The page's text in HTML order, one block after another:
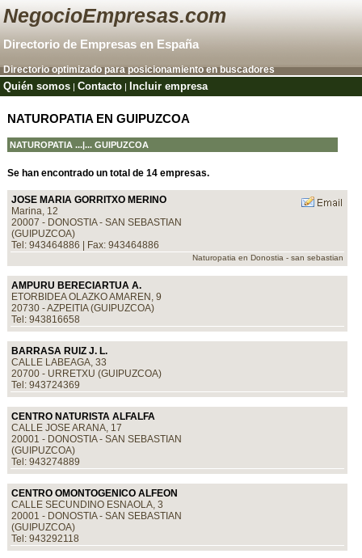
NegocioEmpresas.com
Directorio de Empresas en España
Directorio optimizado para posicionamiento en buscadores
Quién somos |Contacto Incluir empresa
NATUROPATIA EN GUIPUZCOA
NATUROPATIA ...|... GUIPUZCOA
Se han encontrado un total de 14 empresas.
JOSE MARIA GORRITXO MERINO
Marina, 12
20007 - DONOSTIA - SAN SEBASTIAN
(GUIPUZCOA)
Tel: 943464886 | Fax: 943464886
Naturopatia en Donostia - san sebastian
AMPURU BERECIARTUA A.
ETORBIDEA OLAZKO AMAREN, 9
20730 - AZPEITIA (GUIPUZCOA)
Tel: 943816658
BARRASA RUIZ J. L.
CALLE LABEAGA, 33
20700 - URRETXU (GUIPUZCOA)
Tel: 943724369
CENTRO NATURISTA ALFALFA
CALLE JOSE ARANA, 17
20001 - DONOSTIA - SAN SEBASTIAN
(GUIPUZCOA)
Tel: 943274889
CENTRO OMONTOGENICO ALFEON
CALLE SECUNDINO ESNAOLA, 3
20001 - DONOSTIA - SAN SEBASTIAN
(GUIPUZCOA)
Tel: 943292118